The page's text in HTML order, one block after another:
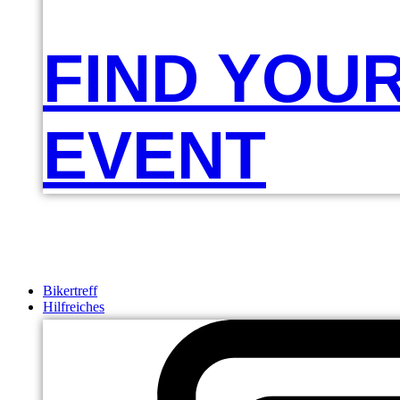
FIND
EVENT
Bikertreff
Hilfreiches